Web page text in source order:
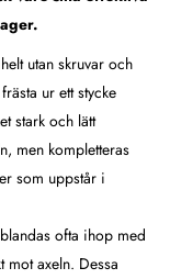
utan skruvar och
ur ett stycke
stark och lätt
men kompletteras
som uppstår i
ofta ihop med
axeln. Dessa